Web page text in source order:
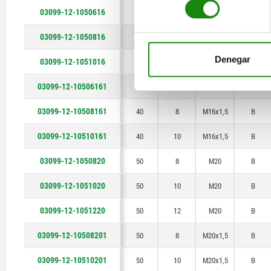
Denegar
03099-12-1050616 M16
03099-12-1050816
03099-12-1051016 M16
03099-12-10506161
03099-12-10508161 40 8 M16x1,5 B
03099-12-10510161 40 10 M16x1,5 B
03099-12-1050820 50 8 M20 B
03099-12-1051020 50 10 M20 B
03099-12-1051220 50 12 M20 B
03099-12-10508201 50 8 M20x1,5 B
03099-12-10510201 50 10 M20x1,5 B